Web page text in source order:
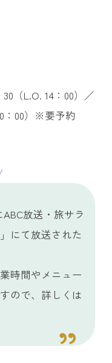
（L.O. 14：00）／
：00）※要予約
放送・旅サラ
にて放送された
時間やメニュー
ので、詳しくは